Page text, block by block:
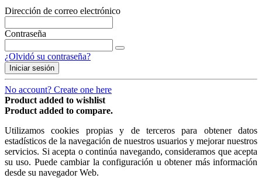
Dirección de correo electrónico
Contraseña
¿Olvidó su contraseña?
Iniciar sesión
No account? Create one here
Product added to wishlist
Product added to compare.
Utilizamos cookies propias y de terceros para obtener datos
estadísticos de la navegación de nuestros usuarios y mejorar nuestros
servicios. Si acepta o continúa navegando, consideramos que acepta
su uso. Puede cambiar la configuración u obtener más información
desde su navegador Web.